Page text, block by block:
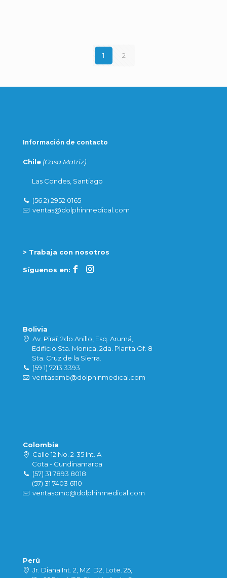
1 2
Información de contacto
Chile (Casa Matriz)
Las Condes, Santiago
(56 2) 2952 0165
ventas@dolphinmedical.com
> Trabaja con nosotros
Síguenos en:
Bolivia
Av. Piraí, 2do Anillo, Esq. Arumá,
Edificio Sta. Monica, 2da. Planta Of. 8
Sta. Cruz de la Sierra.
(59 1) 7213 3393
ventasdmb@dolphinmedical.com
Colombia
Calle 12 No. 2-35 Int. A
Cota - Cundinamarca
(57) 31 7893 8018
(57) 31 7403 6110
ventasdmc@dolphinmedical.com
Perú
Jr. Diana Int. 2, MZ. D2, Lote. 25,